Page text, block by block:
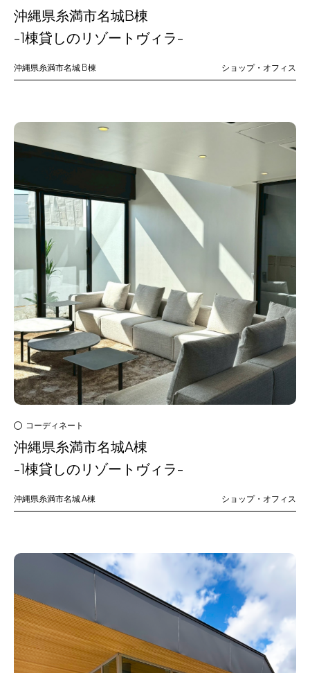
沖縄県糸満市名城B棟
-1棟貸しのリゾートヴィラ-
沖縄県糸満市名城 B棟 ショップ・オフィス
コーディネート
沖縄県糸満市名城A棟
-1棟貸しのリゾートヴィラ-
沖縄県糸満市名城A棟 ショップ・オフィス